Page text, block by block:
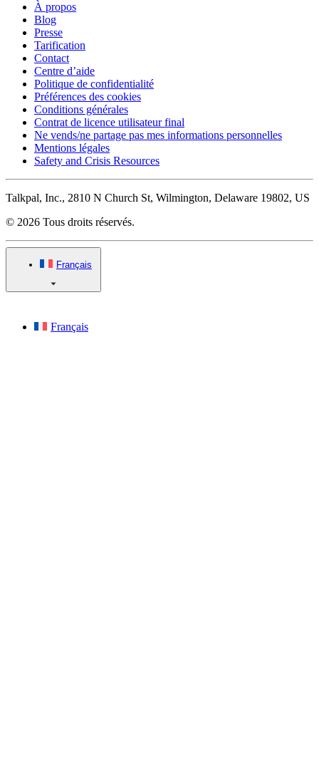
À propos
Blog
Presse
Tarification
Contact
Centre d’aide
Politique de confidentialité
Préférences des cookies
Conditions générales
Contrat de licence utilisateur final
Ne vends/ne partage pas mes informations personnelles
Mentions légales
Safety and Crisis Resources
Talkpal, Inc., 2810 N Church St, Wilmington, Delaware 19802, US
© 2026 Tous droits réservés.
Français
Français